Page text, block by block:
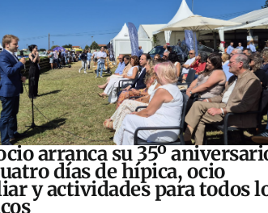
arranca su 35º
días de hípica, ocio
y actividades para todos